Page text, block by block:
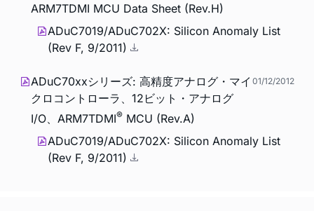
ARM7TDMI MCU Data Sheet (Rev.H)
ADuC7019/ADuC702X: Silicon Anomaly List
(Rev F, 9/2011)
ADuC70xxシリーズ: 高精度アナログ・マイ
クロコントローラ、12ビット・アナログ
I/O、ARM7TDMI® MCU (Rev.A)
01/12/2012
ADuC7019/ADuC702X: Silicon Anomaly List
(Rev F, 9/2011)